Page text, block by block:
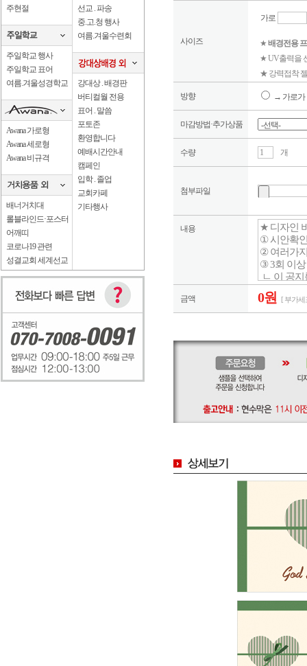
주현절
주일학교 행사
주일학교 표어
여름.겨울성경학교
Awana 가로형
Awana 세로형
Awana 비규격
배너거치대
롤블라인드·포스터
어깨띠
코로나19 관련
성결교회 세계선교
선교 . 파송
중.고.청 행사
여름.겨울수련회
강대상 . 배경판
버티컬월 전용
표어 . 말씀
포토존
환영합니다
예배시간안내
캠페인
입학 . 졸업
교회카페
기타행사
사이즈
가로
★배경전용
★ UV출력을
★ 강력접착
방향 → 가로가
마감방법·추가상품
수량 개
첨부파일
내용
금액 0원 [ 부가세